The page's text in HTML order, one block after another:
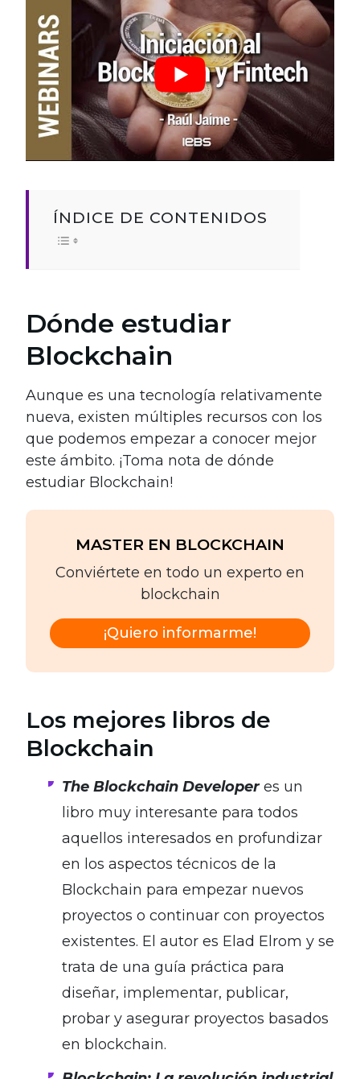
ÍNDICE DE CONTENIDOS
Dónde estudiar
Blockchain
Aunque es una tecnología relativamente
nueva, existen múltiples recursos con los
que podemos empezar a conocer mejor
este ámbito. ¡Toma nota de dónde
estudiar Blockchain!
MASTER EN BLOCKCHAIN
Conviértete en todo un experto en
blockchain
¡Quiero informarme!
Los mejores libros de
Blockchain
The Blockchain Developeres un
libro muy interesante para todos
aquellos interesados en profundizar
en los aspectos técnicos de la
Blockchain para empezar nuevos
proyectos o continuar con proyectos
existentes. El autor es Elad Elrom y se
trata de una guía práctica para
diseñar, implementar, publicar,
probar y asegurar proyectos basados
en blockchain.